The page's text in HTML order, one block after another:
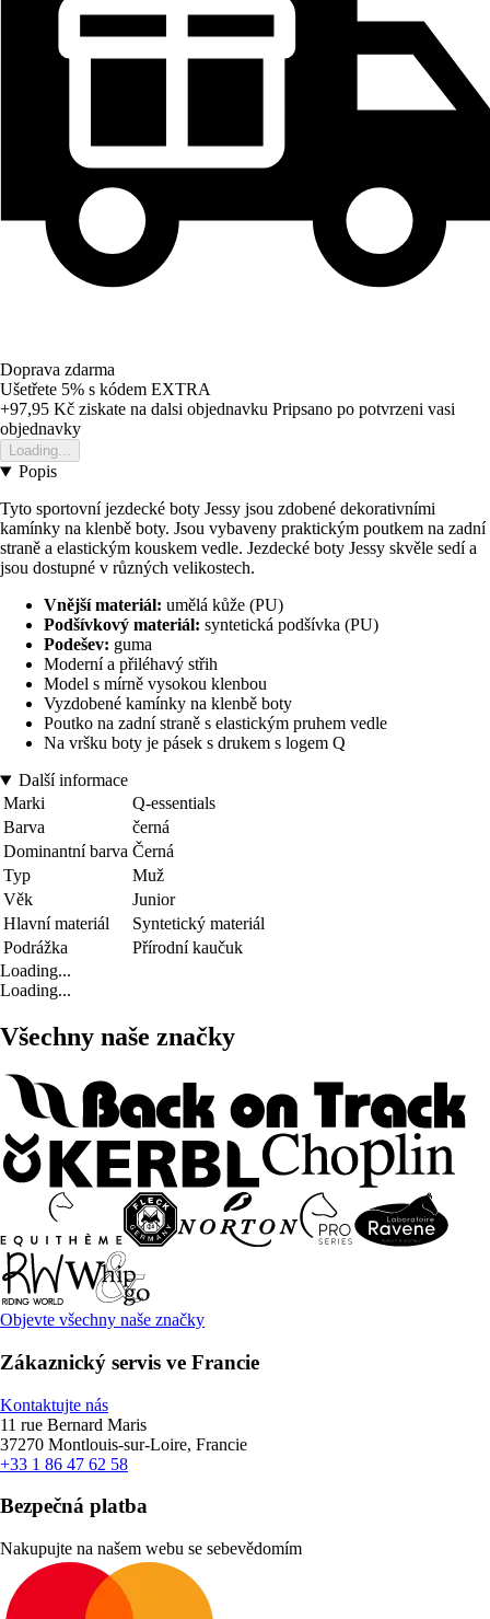
Doprava zdarma
Ušetřete 5% s kódem EXTRA
+97,95 Kč ziskate na dalsi objednavku Pripsano po potvrzeni vasi
objednavky
Loading...
Popis
Tyto sportovní jezdecké boty Jessy jsou zdobené dekorativními
kamínky na klenbě boty. Jsou vybaveny praktickým poutkem na zadní
straně a elastickým kouskem vedle. Jezdecké boty Jessy skvěle sedí a
jsou dostupné v různých velikostech.
Vnější materiál: umělá kůže (PU)
Podšívkový materiál: syntetická podšívka (PU)
Podešev: guma
Moderní a přiléhavý střih
Model s mírně vysokou klenbou
Vyzdobené kamínky na klenbě boty
Poutko na zadní straně s elastickým pruhem vedle
Na vršku boty je pásek s drukem s logem Q
Další informace
Marki
Q-essentials
Barva
černá
Dominantní barva Černá
Typ
Muž
Věk
Junior
Hlavní materiál
Syntetický materiál
Podrážka
Přírodní kaučuk
Loading...
Loading...
Všechny naše značky
Objevte všechny naše značky
Zákaznický servis ve Francie
Kontaktujte nás
11 rue Bernard Maris
37270 Montlouis-sur-Loire, Francie
+33 1 86 47 62 58
Bezpečná platba
Nakupujte na našem webu se sebevědomím